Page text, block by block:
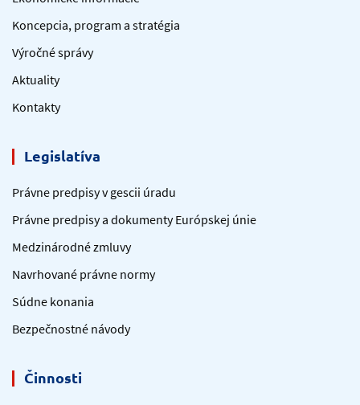
Koncepcia, program a stratégia
Výročné správy
Aktuality
Kontakty
Legislatíva
Právne predpisy v gescii úradu
Právne predpisy a dokumenty Európskej únie
Medzinárodné zmluvy
Navrhované právne normy
Súdne konania
Bezpečnostné návody
Činnosti